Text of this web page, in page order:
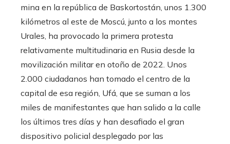
mina en la república de Baskortostán, unos 1.300
kilómetros al este de Moscú, junto a los montes
Urales, ha provocado la primera protesta
relativamente multitudinaria en Rusia desde la
movilización militar en otoño de 2022. Unos
2.000 ciudadanos han tomado el centro de la
capital de esa región, Ufá, que se suman a los
miles de manifestantes que han salido a la calle
los últimos tres días y han desafiado el gran
dispositivo policial desplegado por las